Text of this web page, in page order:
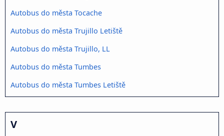
Autobus do města Tocache
Autobus do města Trujillo Letiště
Autobus do města Trujillo, LL
Autobus do města Tumbes
Autobus do města Tumbes Letiště
V